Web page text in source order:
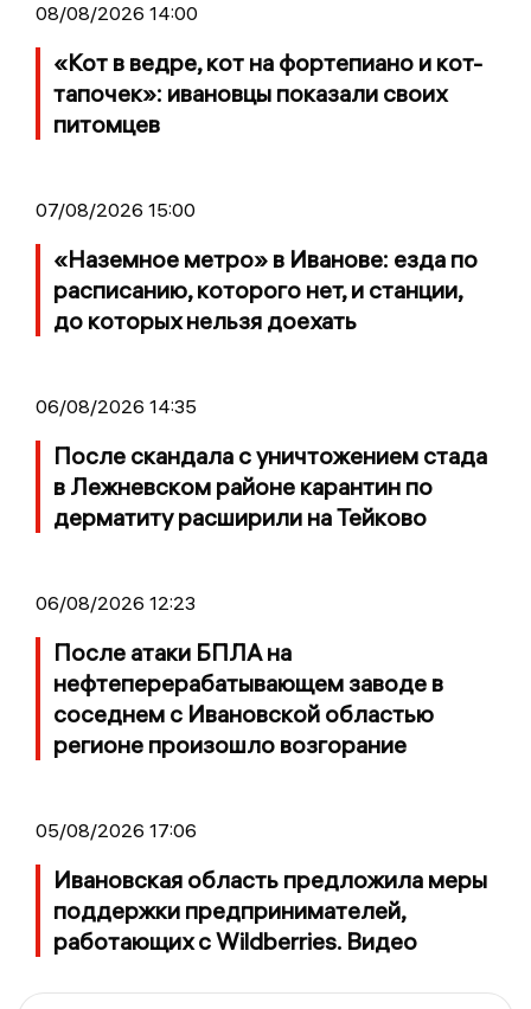
08/08/2026 14:00
«Кот в ведре, кот на фортепиано и кот-
тапочек»: ивановцы показали своих
питомцев
07/08/2026 15:00
«Наземное метро» в Иванове: езда по
расписанию, которого нет, и станции,
до которых нельзя доехать
06/08/2026 14:35
После скандала с уничтожением стада
в Лежневском районе карантин по
дерматиту расширили на Тейково
06/08/2026 12:23
После атаки БПЛА на
нефтеперерабатывающем заводе в
соседнем с Ивановской областью
регионе произошло возгорание
05/08/2026 17:06
Ивановская область предложила меры
поддержки предпринимателей,
работающих с Wildberries. Видео